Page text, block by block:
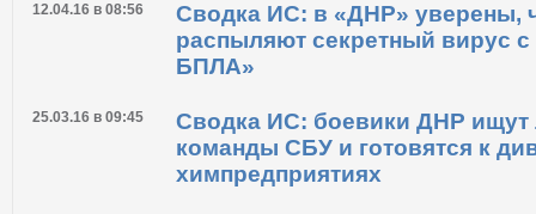
12.04.16 в 08:56
Сводка ИС: в «ДНР» уверены,
распыляют секретный вирус с
БПЛА»
25.03.16 в 09:45
Сводка ИС: боевики ДНР ищут
команды СБУ и готовятся к
химпредприятиях